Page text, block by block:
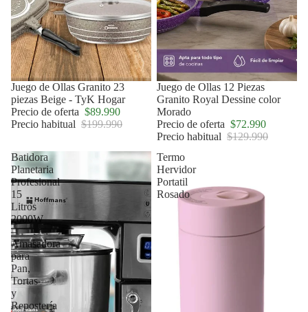
Oferta
Juego de Ollas Granito 23
piezas Beige - TyK Hogar
Precio de oferta $89.990
Precio habitual $199.990
Oferta
Juego de Ollas 12 Piezas
Granito Royal Dessine color
Morado
Precio de oferta $72.990
Precio habitual $129.990
Batidora
Planetaria
Profesional
15
Litros
2000W
–
Amasadora
para
Pan,
Tortas
y
Repostería
Termo
Hervidor
Portatil
Rosado